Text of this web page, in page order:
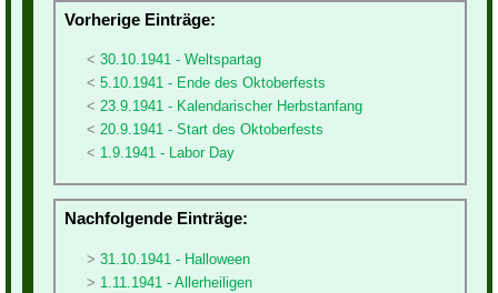
Vorherige Einträge:
30.10.1941 - Weltspartag
5.10.1941 - Ende des Oktoberfests
23.9.1941 - Kalendarischer Herbstanfang
20.9.1941 - Start des Oktoberfests
1.9.1941 - Labor Day
Nachfolgende Einträge:
31.10.1941 - Halloween
1.11.1941 - Allerheiligen